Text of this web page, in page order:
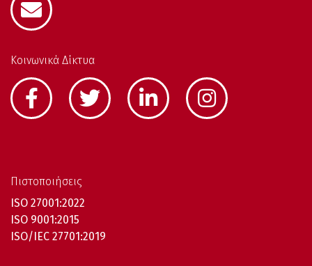
Κοινωνικά Δίκτυα
Πιστοποιήσεις
ISO 27001:2022
ISO 9001:2015
ISO/IEC 27701:2019